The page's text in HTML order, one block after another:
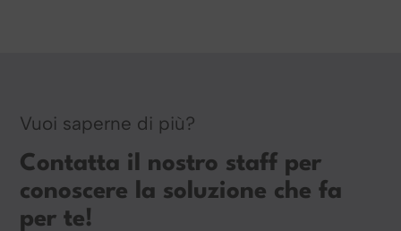
Vuoi saperne di più?
Contatta il nostro staff per
conoscere la soluzione che fa
per te!